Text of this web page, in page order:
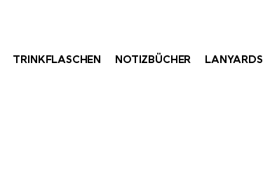
TRINKFLASCHEN NOTIZBÜCHER LANYARDS